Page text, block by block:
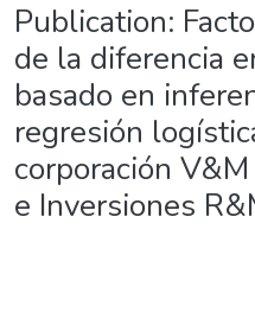
Publication:
de la diferencia
basado en
regresión
corporación
e Inversiones